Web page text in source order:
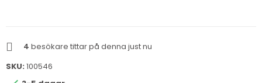
4 besökare tittar på denna just nu
SKU: 100546